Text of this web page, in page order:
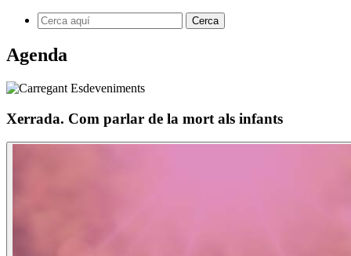
Agenda
Xerrada. Com parlar de la mort als infants